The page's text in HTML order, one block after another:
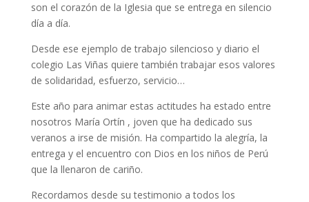
son el corazón de la Iglesia que se entrega en silencio
día a día.
Desde ese ejemplo de trabajo silencioso y diario el
colegio Las Viñas quiere también trabajar esos valores
de solidaridad, esfuerzo, servicio…
Este año para animar estas actitudes ha estado entre
nosotros María Ortín , joven que ha dedicado sus
veranos a irse de misión. Ha compartido la alegría, la
entrega y el encuentro con Dios en los niños de Perú
que la llenaron de cariño.
Recordamos desde su testimonio a todos los